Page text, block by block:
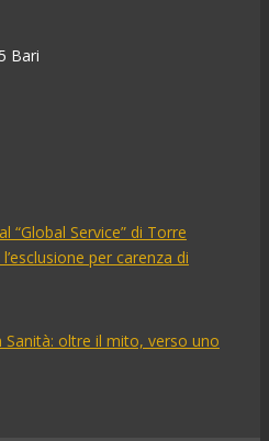
Bari
“Global Service” di Torre
per carenza di
Sanità: oltre il mito, verso uno